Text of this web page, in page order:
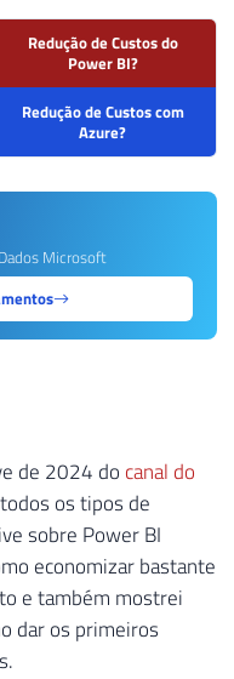
Redução de Custos do
Power BI?
Redução de Custos com
Azure?
Microsoft
de 2024 do canal do
os tipos de
sobre Power BI
economizar bastante
e também mostrei
dar os primeiros